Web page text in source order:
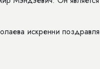
искренни